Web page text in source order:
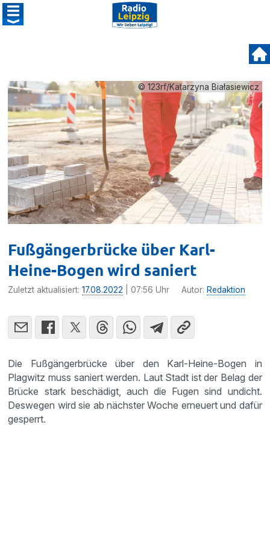
© 123rf/Katarzyna Białasiewicz
Fußgängerbrücke über Karl-
Heine-Bogen wird saniert
Zuletzt aktualisiert:17.08.2022 | 07:56 Uhr Autor: Redaktion
Die Fußgängerbrücke über den Karl-Heine-Bogen in
Plagwitz muss saniert werden. Laut Stadt ist der Belag der
Brücke stark beschädigt, auch die Fugen sind undicht.
Deswegen wird sie ab nächster Woche erneuert und dafür
gesperrt.